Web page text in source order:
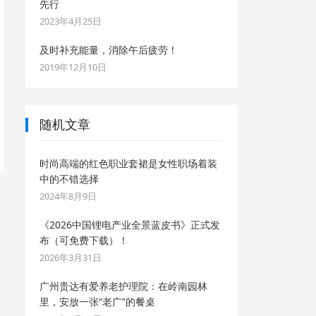
先行
2023年4月25日
及时补充能量，消除午后疲劳！
2019年12月10日
随机文章
时尚高端的红色职业套裙是女性职场着装
中的不错选择
2024年8月9日
《2026中国锂电产业全景蓝皮书》正式发
布（可免费下载）！
2026年3月31日
广州贵达有爱养老护理院：在岭南园林
里，安放一张“老广”的餐桌